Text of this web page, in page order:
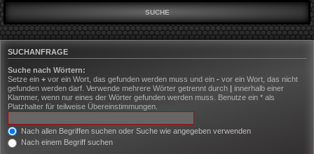
SUCHE
SUCHANFRAGE
Suche nach Wörtern:
Setze ein + vor ein Wort, das gefunden werden muss und ein - vor ein Wort, das nicht
gefunden werden darf. Verwende mehrere Wörter getrennt durch | innerhalb einer
Klammer, wenn nur eines der Wörter gefunden werden muss. Benutze ein * als
Platzhalter für teilweise Übereinstimmungen.
Nach allen Begriffen suchen oder Suche wie angegeben verwenden
Nach einem Begriff suchen